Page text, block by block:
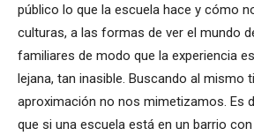
público lo que la escuela hace y cómo
culturas, a las formas de ver el mundo
familiares de modo que la experiencia
lejana, tan inasible. Buscando al mismo
aproximación no nos mimetizamos. Es
que si una escuela está en un barrio